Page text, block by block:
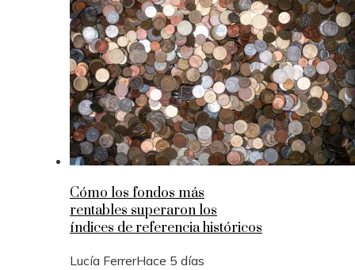
Cómo los fondos más
rentables superaron los
índices de referencia históricos
Lucía FerrerHace 5 días